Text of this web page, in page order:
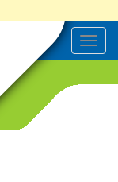
T
o